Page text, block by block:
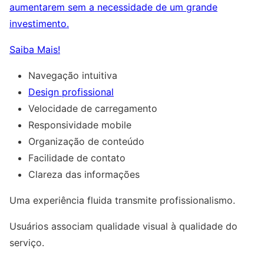
aumentarem sem a necessidade de um grande
investimento.
Saiba Mais!
Navegação intuitiva
Design profissional
Velocidade de carregamento
Responsividade mobile
Organização de conteúdo
Facilidade de contato
Clareza das informações
Uma experiência fluida transmite profissionalismo.
Usuários associam qualidade visual à qualidade do
serviço.